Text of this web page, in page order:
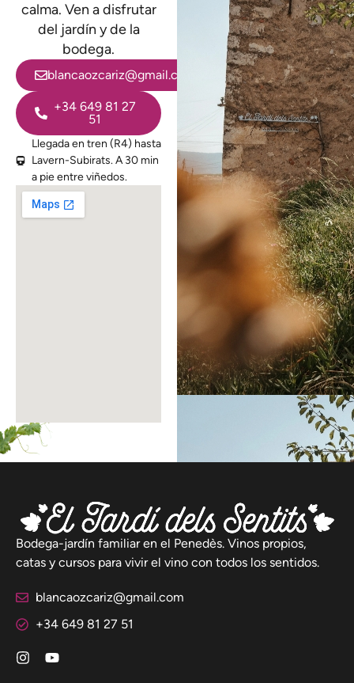
calma. Ven a disfrutar
del jardín y de la
bodega.
blancaozcariz@gmail.com
+34 649 81 27
51
Llegada en tren (R4) hasta
Lavern-Subirats. A 30 min
a pie entre viñedos.​
Bodega-jardín familiar en el Penedès. Vinos propios,
catas y cursos para vivir el vino con todos los sentidos.
blancaozcariz@gmail.com
+34 649 81 27 51